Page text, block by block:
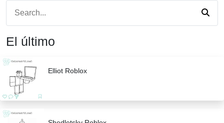
El último
Elliot Roblox